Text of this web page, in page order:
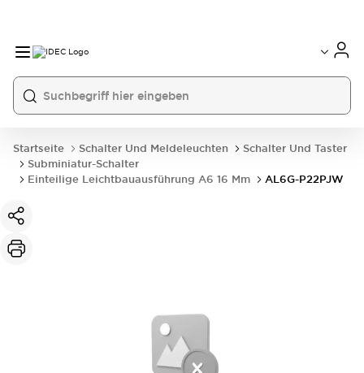
Startseite Schalter Und Meldeleuchten
Schalter Und Taster
Subminiatur-Schalter
Einteilige Leichtbauausführung A6 16 Mm
AL6G-P22PJW